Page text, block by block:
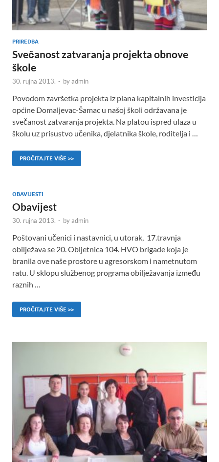
PRIREDBA
Svečanost zatvaranja projekta obnove
škole
30. rujna 2013. - byadmin
Povodom završetka projekta iz plana kapitalnih investicija
općine Domaljevac-Šamac u našoj školi održavana je
svečanost zatvaranja projekta. Na platou ispred ulaza u
školu uz prisustvo učenika, djelatnika škole, roditelja i …
PROČITAJTE VIŠE >>
OBAVIJESTI
Obavijest
30. rujna 2013. - byadmin
Poštovani učenici i nastavnici, u utorak, 17.travnja
obilježava se 20. Obljetnica 104. HVO brigade koja je
branila ove naše prostore u agresorskom i nametnutom
ratu. U sklopu službenog programa obilježavanja između
raznih …
PROČITAJTE VIŠE >>